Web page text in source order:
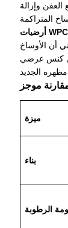
العفن وإزالة
أن الأوساخ
كنس عرضي
موجز
ميزة
بناء
الرطوبة